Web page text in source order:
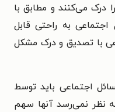
درک می‌کنند و مطابق با
اجتماعی به راحتی قابل
با تصدیق و درک مشکل
اجتماعی باید توسط
نظر نمی‌رسد آنها سهم